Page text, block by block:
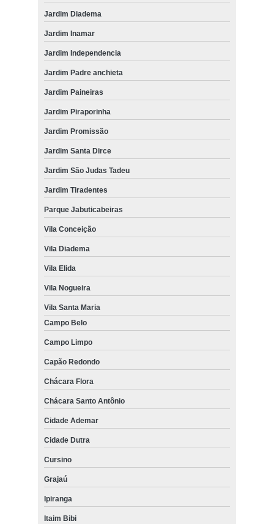
Jardim Diadema
Jardim Inamar
Jardim Independencia
Jardim Padre anchieta
Jardim Paineiras
Jardim Piraporinha
Jardim Promissão
Jardim Santa Dirce
Jardim São Judas Tadeu
Jardim Tiradentes
Parque Jabuticabeiras
Vila Conceição
Vila Diadema
Vila Elida
Vila Nogueira
Vila Santa Maria
Campo Belo
Campo Limpo
Capão Redondo
Chácara Flora
Chácara Santo Antônio
Cidade Ademar
Cidade Dutra
Cursino
Grajaú
Ipiranga
Itaim Bibi